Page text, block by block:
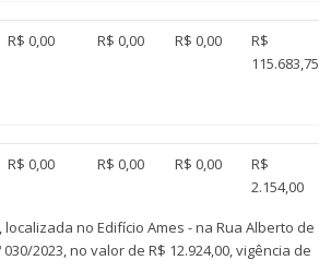
R$ 0,00 R$ 0,00 R$ 0,00
R$
115.683,75
R$ 0,00 R$ 0,00 R$ 0,00
R$
2.154,00
no Edifício Ames - na Rua Alberto de
2023, no valor de R$ 12.924,00, vigência de